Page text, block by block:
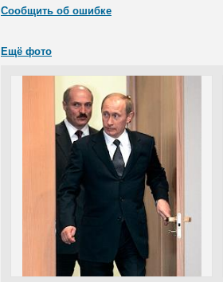
Сообщить об ошибке
Ещё фото